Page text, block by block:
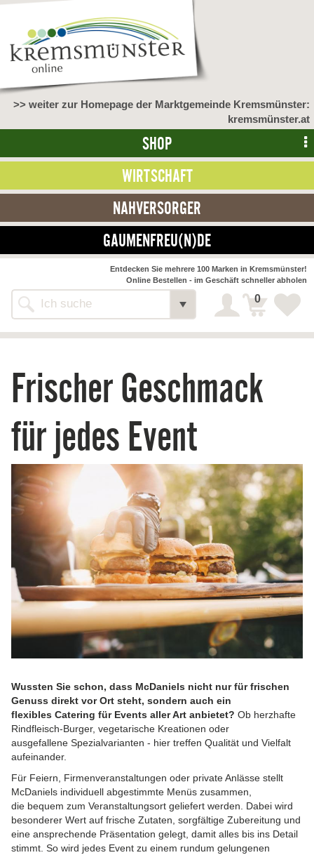
>> weiter zur Homepage der Marktgemeinde Kremsmünster:
kremsmünster.at
SHOP
WIRTSCHAFT
NAHVERSORGER
GAUMENFREU(N)DE
Alle Webseiten
Entdecken Sie mehrere 100 Marken in Kremsmünster!
Online Bestellen - im Geschäft schneller abholen
0
Frischer Geschmack
für jedes Event
Wussten Sie schon, dass McDaniels nicht nur für frischen
Genuss direkt vor Ort steht, sondern auch ein
flexibles Catering für Events aller Art anbietet? Ob herzhafte
Rindfleisch-Burger, vegetarische Kreationen oder
ausgefallene Spezialvarianten - hier treffen Qualität und Vielfalt
aufeinander.
Für Feiern, Firmenveranstaltungen oder private Anlässe stellt
McDaniels individuell abgestimmte Menüs zusammen,
die bequem zum Veranstaltungsort geliefert werden. Dabei wird
besonderer Wert auf frische Zutaten, sorgfältige Zubereitung und
eine ansprechende Präsentation gelegt, damit alles bis ins Detail
stimmt. So wird jedes Event zu einem rundum gelungenen